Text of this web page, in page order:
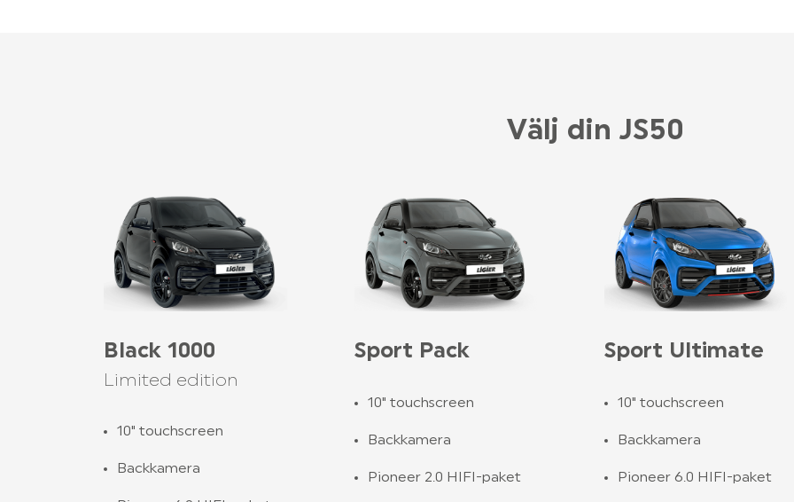
Välj din JS50
Black 1000
Limited edition
10" touchscreen
Backkamera
Sport Pack
10" touchscreen
Backkamera
Pioneer 2.0 HIFI-paket
Sport Ultimate
10" touchscreen
Backkamera
Pioneer 6.0 HIFI-paket